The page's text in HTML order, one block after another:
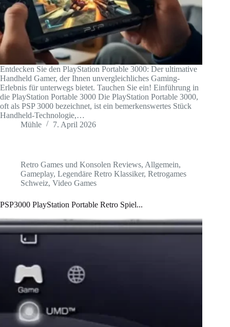
Entdecken Sie den PlayStation Portable 3000: Der ultimative
Handheld Gamer, der Ihnen unvergleichliches Gaming-
Erlebnis für unterwegs bietet. Tauchen Sie ein! Einführung in
die PlayStation Portable 3000 Die PlayStation Portable 3000,
oft als PSP 3000 bezeichnet, ist ein bemerkenswertes Stück
Handheld-Technologie,…
Mühle
7. April 2026
Retro Games und Konsolen Reviews, Allgemein,
Gameplay, Legendäre Retro Klassiker, Retrogames
Schweiz, Video Games
PSP3000 PlayStation Portable Retro Spiel...